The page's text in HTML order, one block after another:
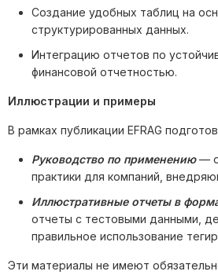
Создание удобных таблиц на
структурированных данных.
Интеграцию отчетов по
финансовой отчетностью.
Иллюстрации и примеры
В рамках публикации EFRAG
Руководство по применению—
практики для компаний,
Иллюстративные отчеты в
отчеты с тестовыми данными,
правильное использование
Эти материалы не имеют